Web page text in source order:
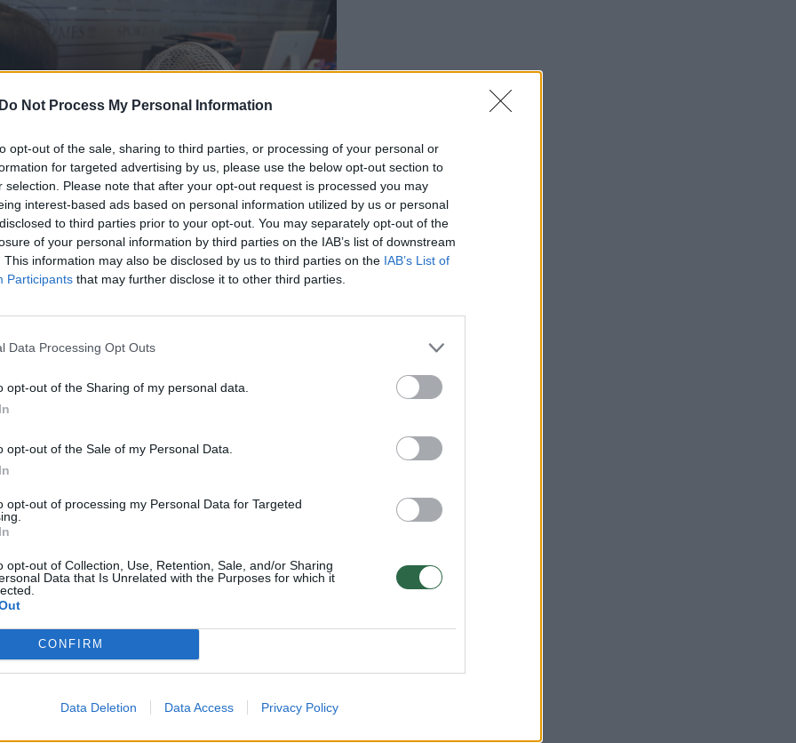
Do Not Process My Personal Information
opt-out of the sale, sharing to third parties, or processing of your personal or
for targeted advertising by us, please use the below opt-out section to
selection. Please note that after your opt-out request is processed you may
interest-based ads based on personal information utilized by us or personal
to third parties prior to your opt-out. You may separately opt-out of the
of your personal information by third parties on the IAB’s list of downstream
This information may also be disclosed by us to third parties on the IAB’s List of
Participants that may further disclose it to other third parties.
Data Processing Opt Outs
opt-out of the Sharing of my personal data.
opt-out of the Sale of my Personal Data.
opt-out of processing my Personal Data for Targeted
opt-out of Collection, Use, Retention, Sale, and/or Sharing
Data that Is Unrelated with the Purposes for which it
CONFIRM
Data Deletion Data Access Privacy Policy
Daugiau nuotraukų (4)
darbuotojų sveikatai, uždaros patalpos turėtų
merginos neiškepa. Tokios sąlygos –
Dalius.
į klausimus neatsakė ir šios situacijos
Tikimės „Emsi“ komentarą
patarėja komunikacijai Jurgita